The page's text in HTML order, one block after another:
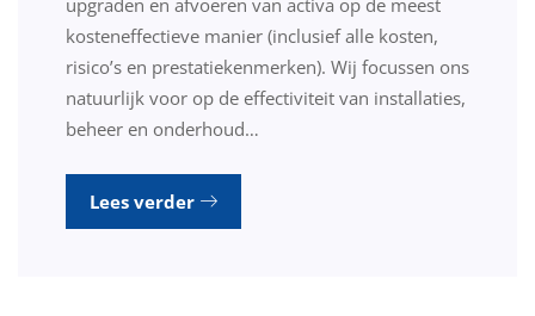
upgraden en afvoeren van activa op de meest
kosteneffectieve manier (inclusief alle kosten,
risico’s en prestatiekenmerken). Wij focussen ons
natuurlijk voor op de effectiviteit van installaties,
beheer en onderhoud…
Lees verder